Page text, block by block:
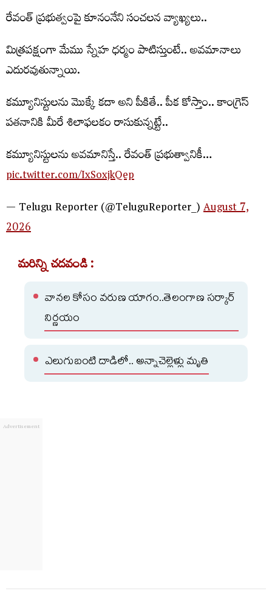
రేవంత్ ప్ర‌భుత్వంపై కూనంనేని సంచ‌ల‌న వ్యాఖ్య‌లు..
మిత్రపక్షంగా మేము స్నేహ ధర్మం పాటిస్తుంటే.. అవమానాలు
ఎదురవుతున్నాయి.
కమ్యూనిస్టుల‌ను మొక్కే కదా అని పీకితే.. పీక కోస్తాం.. కాంగ్రెస్
పతనానికి మీరే శిలాఫలకం రాసుకున్న‌ట్టే..
క‌మ్యూనిస్టుల‌ను అవ‌మానిస్తే.. రేవంత్ ప్ర‌భుత్వానికీ…
pic.twitter.com/IxSoxjkQep
— Telugu Reporter (@TeluguReporter_)August 7,
2026
మరిన్ని చదవండి :
వానల కోసం వరుణ యాగం..తెలంగాణ సర్కార్
నిర్ణయం
ఎలుగుబంటి దాడిలో.. అన్నాచెల్లెళ్లు మృతి